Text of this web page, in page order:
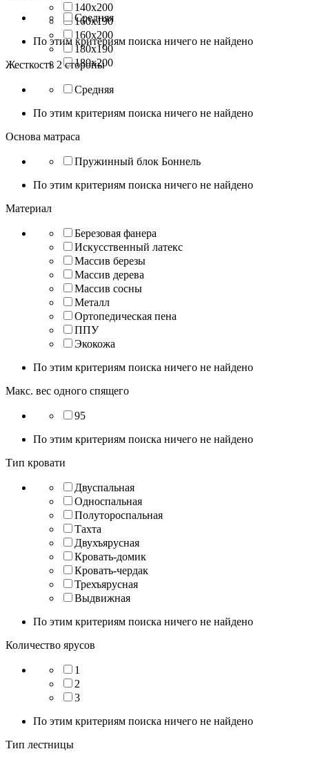
140х200
160х190
160х200
180х190
180х200
Средняя
По этим критериям поиска ничего не найдено
Жесткость 2 стороны
Средняя
По этим критериям поиска ничего не найдено
Основа матраса
Пружинный блок Боннель
По этим критериям поиска ничего не найдено
Материал
Березовая фанера
Искусственный латекс
Массив березы
Массив дерева
Массив сосны
Металл
Ортопедическая пена
ППУ
Экокожа
По этим критериям поиска ничего не найдено
Макс. вес одного спящего
95
По этим критериям поиска ничего не найдено
Тип кровати
Двуспальная
Односпальная
Полутороспальная
Тахта
Двухъярусная
Кровать-домик
Кровать-чердак
Трехъярусная
Выдвижная
По этим критериям поиска ничего не найдено
Количество ярусов
1
2
3
По этим критериям поиска ничего не найдено
Тип лестницы